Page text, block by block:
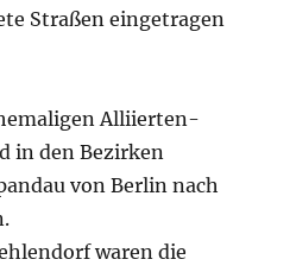
Straßen eingetragen
Alliierten-
in den Bezirken
von Berlin nach
waren die